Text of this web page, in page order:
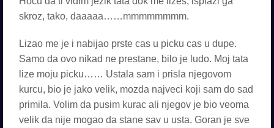
skroz, tako, daaaaa……mmmmmmmm.
Lizao me je i nabijao prste cas u picku cas u dupe.
Samo da ovo nikad ne prestane, bilo je ludo. Moj tata
lize moju picku…… Ustala sam i prisla njegovom
kurcu, bio je jako velik, mozda najveci koji sam do sad
primila. Volim da pusim kurac ali njegov je bio veoma
velik da nije mogao da stane sav u usta. Goran je sve